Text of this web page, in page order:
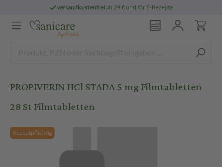
versandkostenfreiab 29 € und für E-Rezepte
PROPIVERIN HCl STADA 5 mg Filmtabletten
28 St Filmtabletten
Rezeptpflichtig